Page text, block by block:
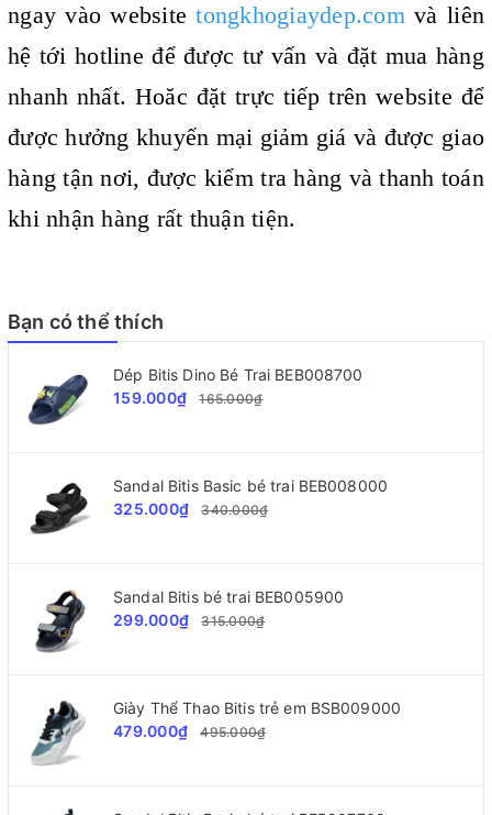
ngay vào websitetongkhogiaydep.comvà liên
hệ tới hotline để được tư vấn và đặt mua hàng
nhanh nhất. Hoăc đặt trực tiếp trên website để
được hưởng khuyến mại giảm giá và được giao
hàng tận nơi, được kiểm tra hàng và thanh toán
khi nhận hàng rất thuận tiện.
Bạn có thể thích
Dép Bitis Dino Bé Trai BEB008700
159.000₫
165.000₫
Sandal Bitis Basic bé trai BEB008000
325.000₫
340.000₫
Sandal Bitis bé trai BEB005900
299.000₫
315.000₫
Giày Thể Thao Bitis trẻ em BSB009000
479.000₫
495.000₫